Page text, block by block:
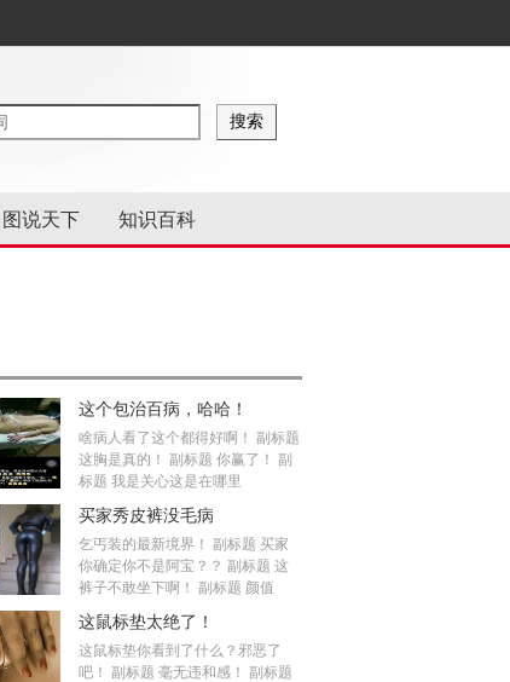
图说天下 知识百科
这个包治百病，哈哈！
啥病人看了这个都得好啊！ 副标题
这胸是真的！ 副标题 你赢了！ 副
标题 我是关心这是在哪里
买家秀皮裤没毛病
乞丐装的最新境界！ 副标题 买家
你确定你不是阿宝？？ 副标题 这
裤子不敢坐下啊！ 副标题 颜值
这鼠标垫太绝了！
这鼠标垫你看到了什么？邪恶了
吧！ 副标题 毫无违和感！ 副标题